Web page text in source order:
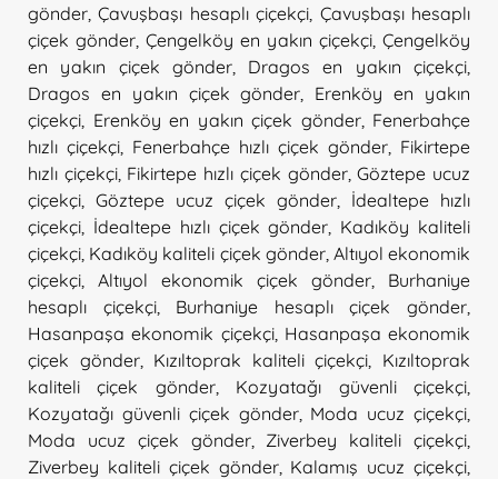
gönder ,Çavuşbaşı hesaplı çiçekçi Çavuşbaşı hesaplı
çiçek gönder Çengelköy en yakın çiçekçi Çengelköy
en yakın çiçek gönder, Dragos en yakın çiçekçi
Dragos en yakın çiçek gönder
Erenköy en yakın
çiçekçi Erenköy en yakın çiçek gönder, Fenerbahçe
hızlı çiçekçi Fenerbahçe hızlı çiçek gönder Fikirtepe
hızlı çiçekçi, Fikirtepe hızlı çiçek gönder,Göztepe ucuz
çiçekçi
Göztepe ucuz çiçek gönder
İdealtepe hızlı
çiçekçi İdealtepe hızlı çiçek gönder Kadıköy kaliteli
çiçekçi Kadıköy kaliteli çiçek gönder, Altıyol ekonomik
çiçekçi
Altıyol ekonomik çiçek gönder
Burhaniye
hesaplı çiçekçi, Burhaniye hesaplı çiçek gönder
Hasanpaşa ekonomik çiçekçi, Hasanpaşa ekonomik
çiçek gönder, Kızıltoprak kaliteli çiçekçi
Kızıltoprak
kaliteli çiçek gönder, Kozyatağı güvenli çiçekçi
Kozyatağı güvenli çiçek gönder, Moda ucuz çiçekçi
Moda ucuz çiçek gönder, Ziverbey kaliteli çiçekçi
Ziverbey kaliteli çiçek gönder, Kalamış ucuz çiçekçi